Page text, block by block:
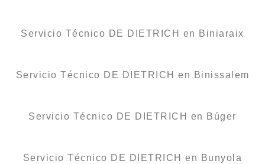
Servicio Técnico DE DIETRICH en Biniaraix
Servicio Técnico DE DIETRICH en Binissalem
Servicio Técnico DE DIETRICH en Búger
Servicio Técnico DE DIETRICH en Bunyola